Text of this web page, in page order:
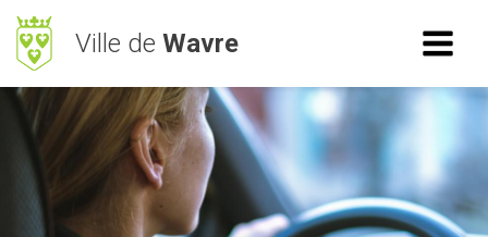
Ville de Wavre
RECHERCHE
ACCÈS RAPIDE
Mes démarches
BetterStreet